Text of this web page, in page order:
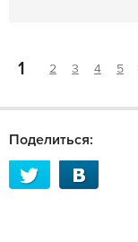
1 2 3 4 5
Поделиться: